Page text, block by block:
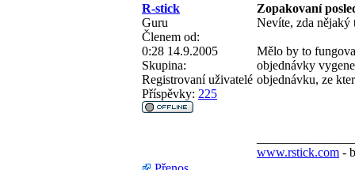
R-stick
Zopakovaní
Guru
Členem od:
0:28 14.9.2005
Skupina:
Registrovaní uživatelé
Příspěvky: 225
Nevíte, zda nějaký
Mělo by to
objednávky
objednávku, ze
www.rstick.com -